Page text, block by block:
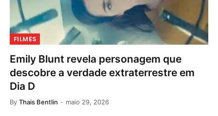
FILMES
Emily Blunt revela personagem que
descobre a verdade extraterrestre em
Dia D
By Thais Bentlin maio 29, 2026